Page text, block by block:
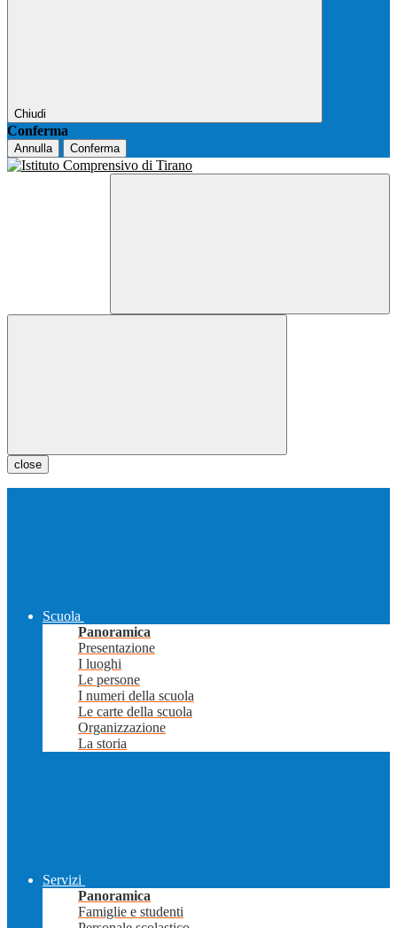
Chiudi
Conferma
Annulla Conferma
close
Scuola
Panoramica
Presentazione
I luoghi
Le persone
I numeri della scuola
Le carte della scuola
Organizzazione
La storia
Servizi
Panoramica
Famiglie e studenti